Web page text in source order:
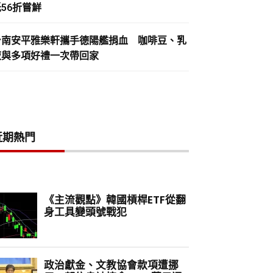
折嘗鮮
安平雅樂軒攜手德陽艦捐血 咖啡豆、乳
多項好禮一次帶回家
熱門